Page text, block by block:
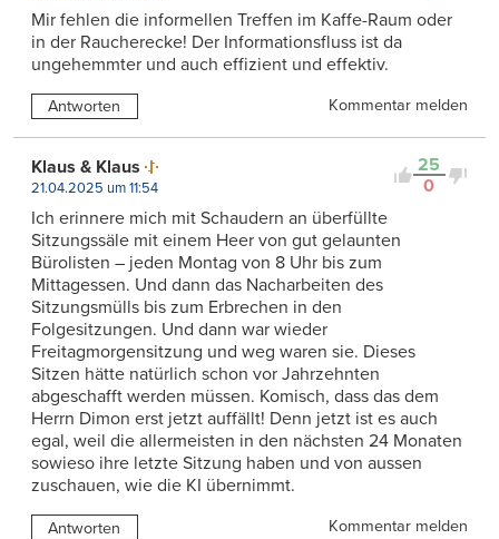
Mir fehlen die informellen Treffen im Kaffe-Raum oder
in der Raucherecke! Der Informationsfluss ist da
ungehemmter und auch effizient und effektiv.
Antworten Kommentar melden
25
0
Klaus & Klaus
21.04.2025 um 11:54
Ich erinnere mich mit Schaudern an überfüllte
Sitzungssäle mit einem Heer von gut gelaunten
Bürolisten – jeden Montag von 8 Uhr bis zum
Mittagessen. Und dann das Nacharbeiten des
Sitzungsmülls bis zum Erbrechen in den
Folgesitzungen. Und dann war wieder
Freitagmorgensitzung und weg waren sie. Dieses
Sitzen hätte natürlich schon vor Jahrzehnten
abgeschafft werden müssen. Komisch, dass das dem
Herrn Dimon erst jetzt auffällt! Denn jetzt ist es auch
egal, weil die allermeisten in den nächsten 24 Monaten
sowieso ihre letzte Sitzung haben und von aussen
zuschauen, wie die KI übernimmt.
Antworten Kommentar melden